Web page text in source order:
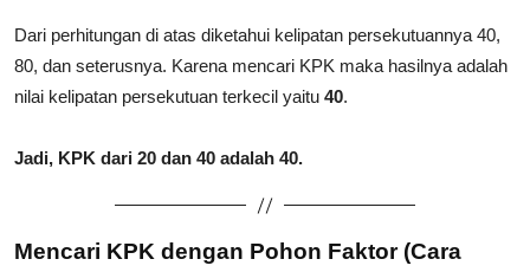
Dari perhitungan di atas diketahui kelipatan persekutuannya 40,
80, dan seterusnya. Karena mencari KPK maka hasilnya adalah
nilai kelipatan persekutuan terkecil yaitu 40.
Jadi, KPK dari 20 dan 40 adalah 40.
Mencari KPK dengan Pohon Faktor (Cara